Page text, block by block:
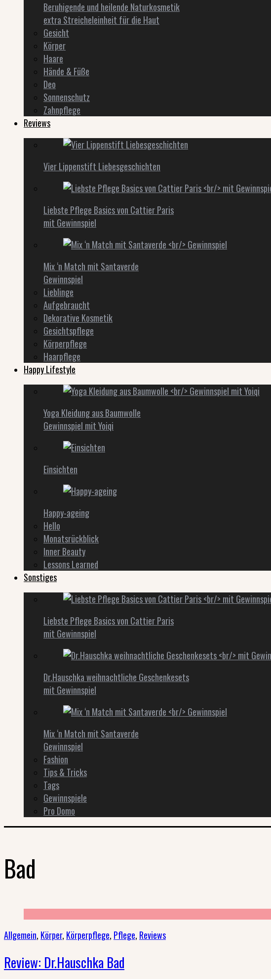
Beruhigende und heilende Naturkosmetik
extra Streicheleinheit für die Haut
Gesicht
Körper
Haare
Hände & Füße
Deo
Sonnenschutz
Zahnpflege
Reviews
Vier Lippenstift Liebesgeschichten
Liebste Pflege Basics von Cattier Paris
mit Gewinnspiel
Mix ‘n Match mit Santaverde
Gewinnspiel
Lieblinge
Aufgebraucht
Dekorative Kosmetik
Gesichtspflege
Körperpflege
Haarpflege
Happy Lifestyle
Yoga Kleidung aus Baumwolle
Gewinnspiel mit Yoiqi
Einsichten
Happy-ageing
Hello
Monatsrückblick
Inner Beauty
Lessons Learned
Sonstiges
Liebste Pflege Basics von Cattier Paris
mit Gewinnspiel
Dr.Hauschka weihnachtliche Geschenkesets
mit Gewinnspiel
Mix ‘n Match mit Santaverde
Gewinnspiel
Fashion
Tips & Tricks
Tags
Gewinnspiele
Pro Domo
Bad
Allgemein, Körper, Körperpflege, Pflege, Reviews
Review: Dr.Hauschka Bad